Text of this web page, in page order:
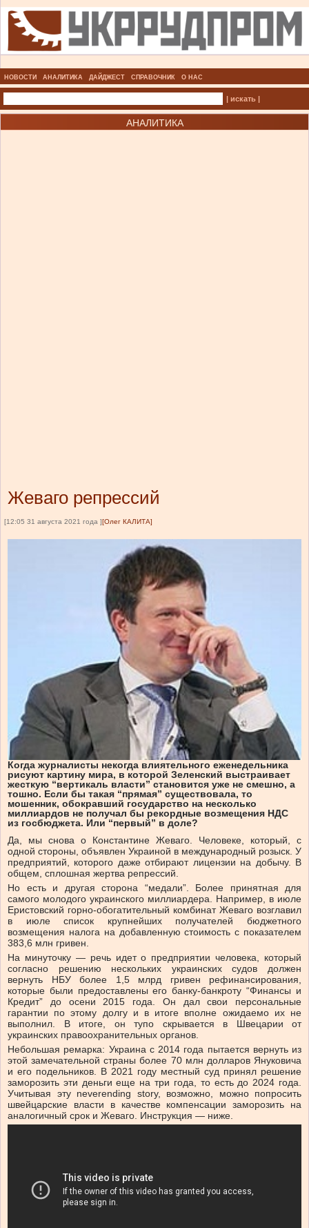
НОВОСТИ АНАЛИТИКА ДАЙДЖЕСТ СПРАВОЧНИК О НАС
| искать |
АНАЛИТИКА
Жеваго репрессий
[12:05 31 августа 2021 года ] [Олег КАЛИТА]
Когда журналисты некогда влиятельного еженедельника
рисуют картину мира, в которой Зеленский выстраивает
жесткую “вертикаль власти” становится уже не смешно, а
тошно. Если бы такая “прямая” существовала, то
мошенник, обокравший государство на несколько
миллиардов не получал бы рекордные возмещения НДС
из госбюджета. Или “первый” в доле?
Да, мы снова о Константине Жеваго. Человеке, который, с
одной стороны, объявлен Украиной в международный розыск. У
предприятий, которого даже отбирают лицензии на добычу. В
общем, сплошная жертва репрессий.
Но есть и другая сторона “медали”. Более принятная для
самого молодого украинского миллиардера. Например, в июле
Еристовский горно-обогатительный комбинат Жеваго возглавил
в июле список крупнейших получателей бюджетного
возмещения налога на добавленную стоимость с показателем
383,6 млн гривен.
На минуточку — речь идет о предприятии человека, который
согласно решению нескольких украинских судов должен
вернуть НБУ более 1,5 млрд гривен рефинансирования,
которые были предоставлены его банку-банкроту “Финансы и
Кредит” до осени 2015 года. Он дал свои персональные
гарантии по этому долгу и в итоге вполне ожидаемо их не
выполнил. В итоге, он тупо скрывается в Швецарии от
украинских правоохранительных органов.
Небольшая ремарка: Украина с 2014 года пытается вернуть из
этой замечательной страны более 70 млн долларов Януковича
и его подельников. В 2021 году местный суд принял решение
заморозить эти деньги еще на три года, то есть до 2024 года.
Учитывая эту neverending story, возможно, можно попросить
швейцарские власти в качестве компенсации заморозить на
аналогичный срок и Жеваго. Инструкция — ниже.